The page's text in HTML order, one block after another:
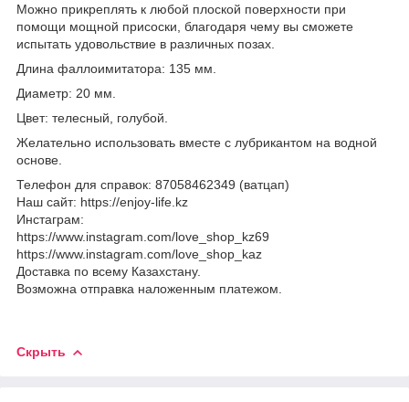
Можно прикреплять к любой плоской поверхности при
помощи мощной присоски, благодаря чему вы сможете
испытать удовольствие в различных позах.
Длина фаллоимитатора: 135 мм.
Диаметр: 20 мм.
Цвет: телесный, голубой.
Желательно использовать вместе с лубрикантом на водной
основе.
Телефон для справок: 87058462349 (ватцап)
Наш сайт: https://enjoy-life.kz
Инстаграм:
https://www.instagram.com/love_shop_kz69
https://www.instagram.com/love_shop_kaz
Доставка по всему Казахстану.
Возможна отправка наложенным платежом.
Скрыть